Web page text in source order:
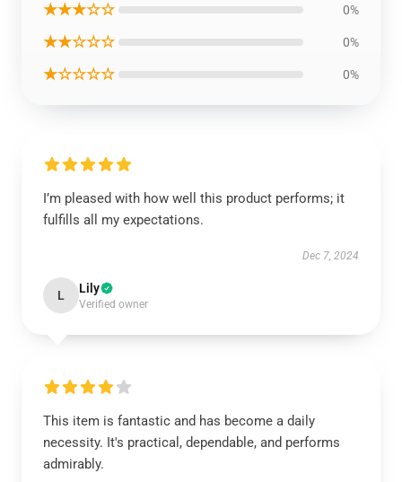
★★★☆☆ 0%
★★☆☆☆ 0%
★☆☆☆☆ 0%
I’m pleased with how well this product performs; it
fulfills all my expectations.
Dec 7, 2024
L Lily
Verified owner
This item is fantastic and has become a daily
necessity. It's practical, dependable, and performs
admirably.